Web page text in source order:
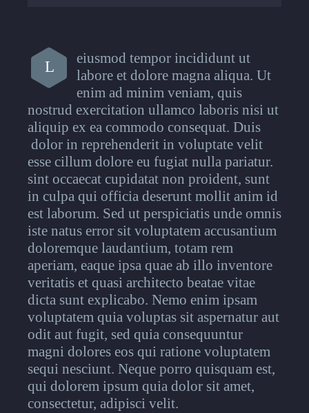
L
eiusmod tempor incididunt ut
labore et dolore magna aliqua. Ut
enim ad minim veniam, quis
nostrud exercitation ullamco laboris nisi ut
aliquip ex ea commodo consequat. Duis
dolor in reprehenderit in voluptate velit
esse cillum dolore eu fugiat nulla pariatur.
sint occaecat cupidatat non proident, sunt
in culpa qui officia deserunt mollit anim id
est laborum. Sed ut perspiciatis unde omnis
iste natus error sit voluptatem accusantium
doloremque laudantium, totam rem
aperiam, eaque ipsa quae ab illo inventore
veritatis et quasi architecto beatae vitae
dicta sunt explicabo. Nemo enim ipsam
voluptatem quia voluptas sit aspernatur aut
odit aut fugit, sed quia consequuntur
magni dolores eos qui ratione voluptatem
sequi nesciunt. Neque porro quisquam est,
qui dolorem ipsum quia dolor sit amet,
consectetur, adipisci velit.